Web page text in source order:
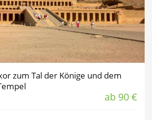
zum Tal der Könige und dem
ab 90 €